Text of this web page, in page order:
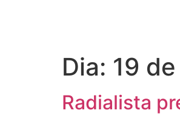
Dia: 19
Radialista